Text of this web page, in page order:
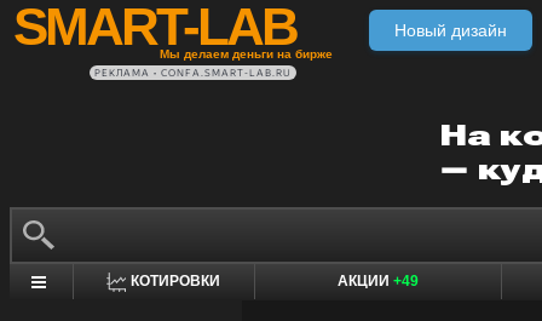
SMART-LAB
Мы делаем деньги на бирже
Новый дизайн
РЕКЛАМА • CONFA.SMART-LAB.RU
КОТИРОВКИ АКЦИИ +49